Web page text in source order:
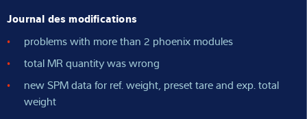
Journal des modifications
problems with more than 2 phoenix modules
total MR quantity was wrong
new SPM data for ref. weight, preset tare and exp. total
weight